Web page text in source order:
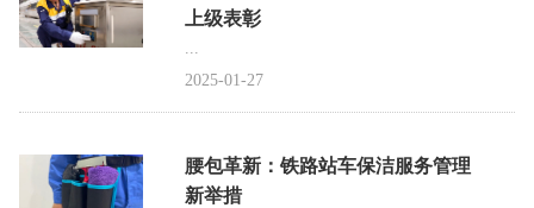
上级表彰
...
2025-01-27
腰包革新：铁路站车保洁服务管理
新举措